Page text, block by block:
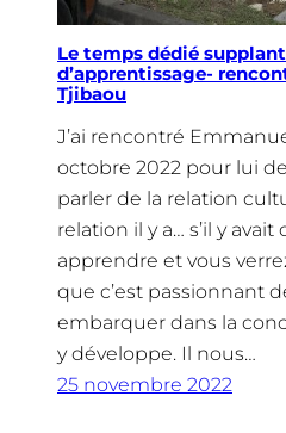
Le temps dédié
d’apprentissage-
Tjibaou
J’ai rencontré
octobre 2022 pour lui
parler de la relation
relation il y a… s’il y
apprendre et vous
que c’est passionnant
embarquer dans la
y développe. Il nous…
25 novembre 2022